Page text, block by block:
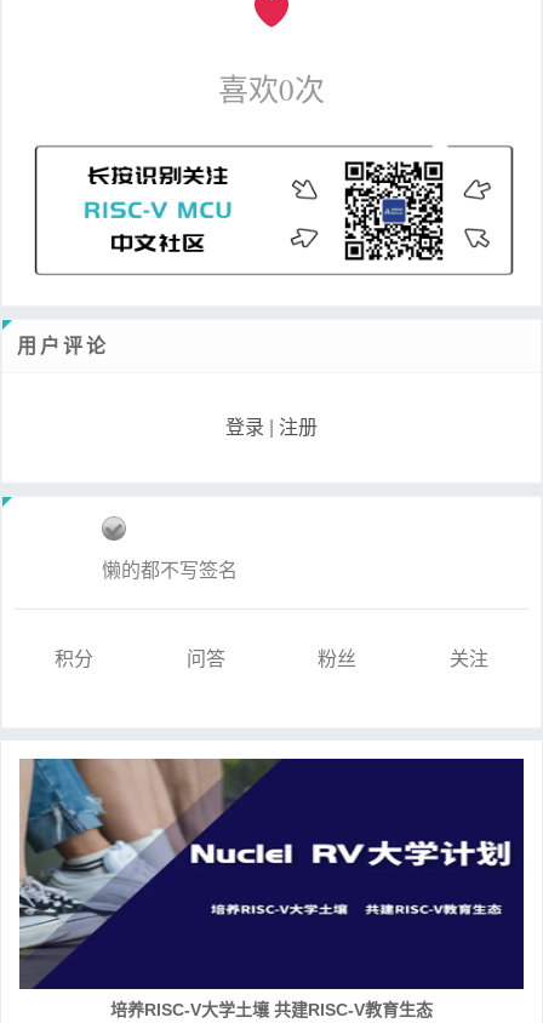
喜欢0次
用户评论
登录 注册
懒的都不写签名
积分 问答 粉丝 关注
培养RISC-V大学土壤 共建RISC-V教育生态